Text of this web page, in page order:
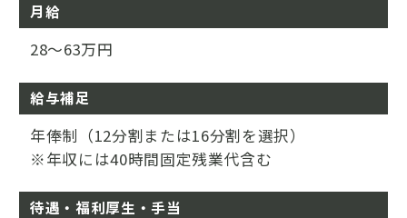
月給
28～63万円
給与補足
年俸制（12分割または16分割を選択）
※年収には40時間固定残業代含む
待遇・福利厚生・手当